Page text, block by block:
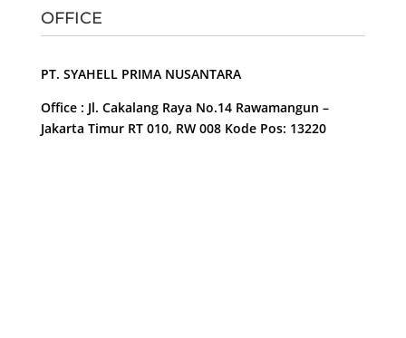
OFFICE
PT. SYAHELL PRIMA NUSANTARA
Office : Jl. Cakalang Raya No.14 Rawamangun –
Jakarta Timur RT 010, RW 008 Kode Pos: 13220